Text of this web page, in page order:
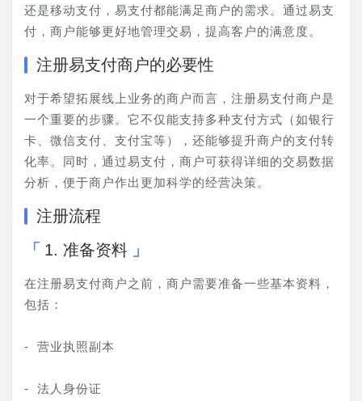
还是移动支付，易支付都能满足商户的需求。通过易支
付，商户能够更好地管理交易，提高客户的满意度。
注册易支付商户的必要性
对于希望拓展线上业务的商户而言，注册易支付商户是
一个重要的步骤。它不仅能支持多种支付方式（如银行
卡、微信支付、支付宝等），还能够提升商户的支付转
化率。同时，通过易支付，商户可获得详细的交易数据
分析，便于商户作出更加科学的经营决策。
注册流程
1. 准备资料
在注册易支付商户之前，商户需要准备一些基本资料，
包括：
- 营业执照副本
- 法人身份证